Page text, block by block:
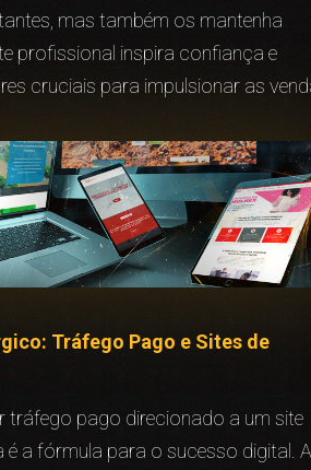
mas também os mantenha
profissional inspira confiança e
cruciais para impulsionar as
Tráfego Pago e Sites de
tráfego pago direcionado a um site
é a fórmula para o sucesso digital.